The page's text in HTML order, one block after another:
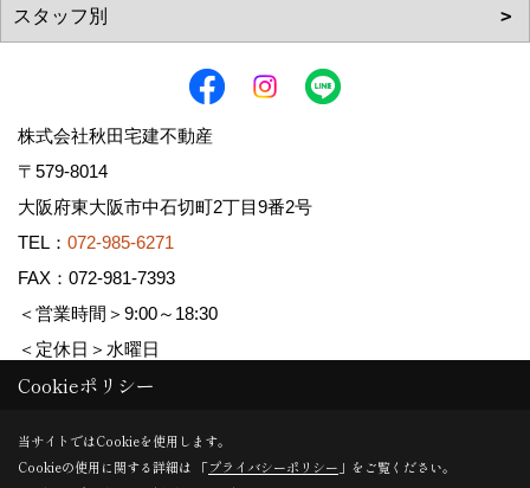
株式会社秋田宅建不動産
〒579-8014
大阪府東大阪市中石切町2丁目9番2号
TEL： 072-985-6271
FAX：072-981-7393
＜営業時間＞9:00～18:30
＜定休日＞水曜日
Copyright (c) AKITA TAKKEN FUDOUSAN Co.,Ltd. All Rights Reserved.
Produced byゴデスクリエイト
Cookieポリシー
当サイトではCookieを使用します。
Cookieの使用に関する詳細は 「プライバシーポリシー 」をご覧ください。